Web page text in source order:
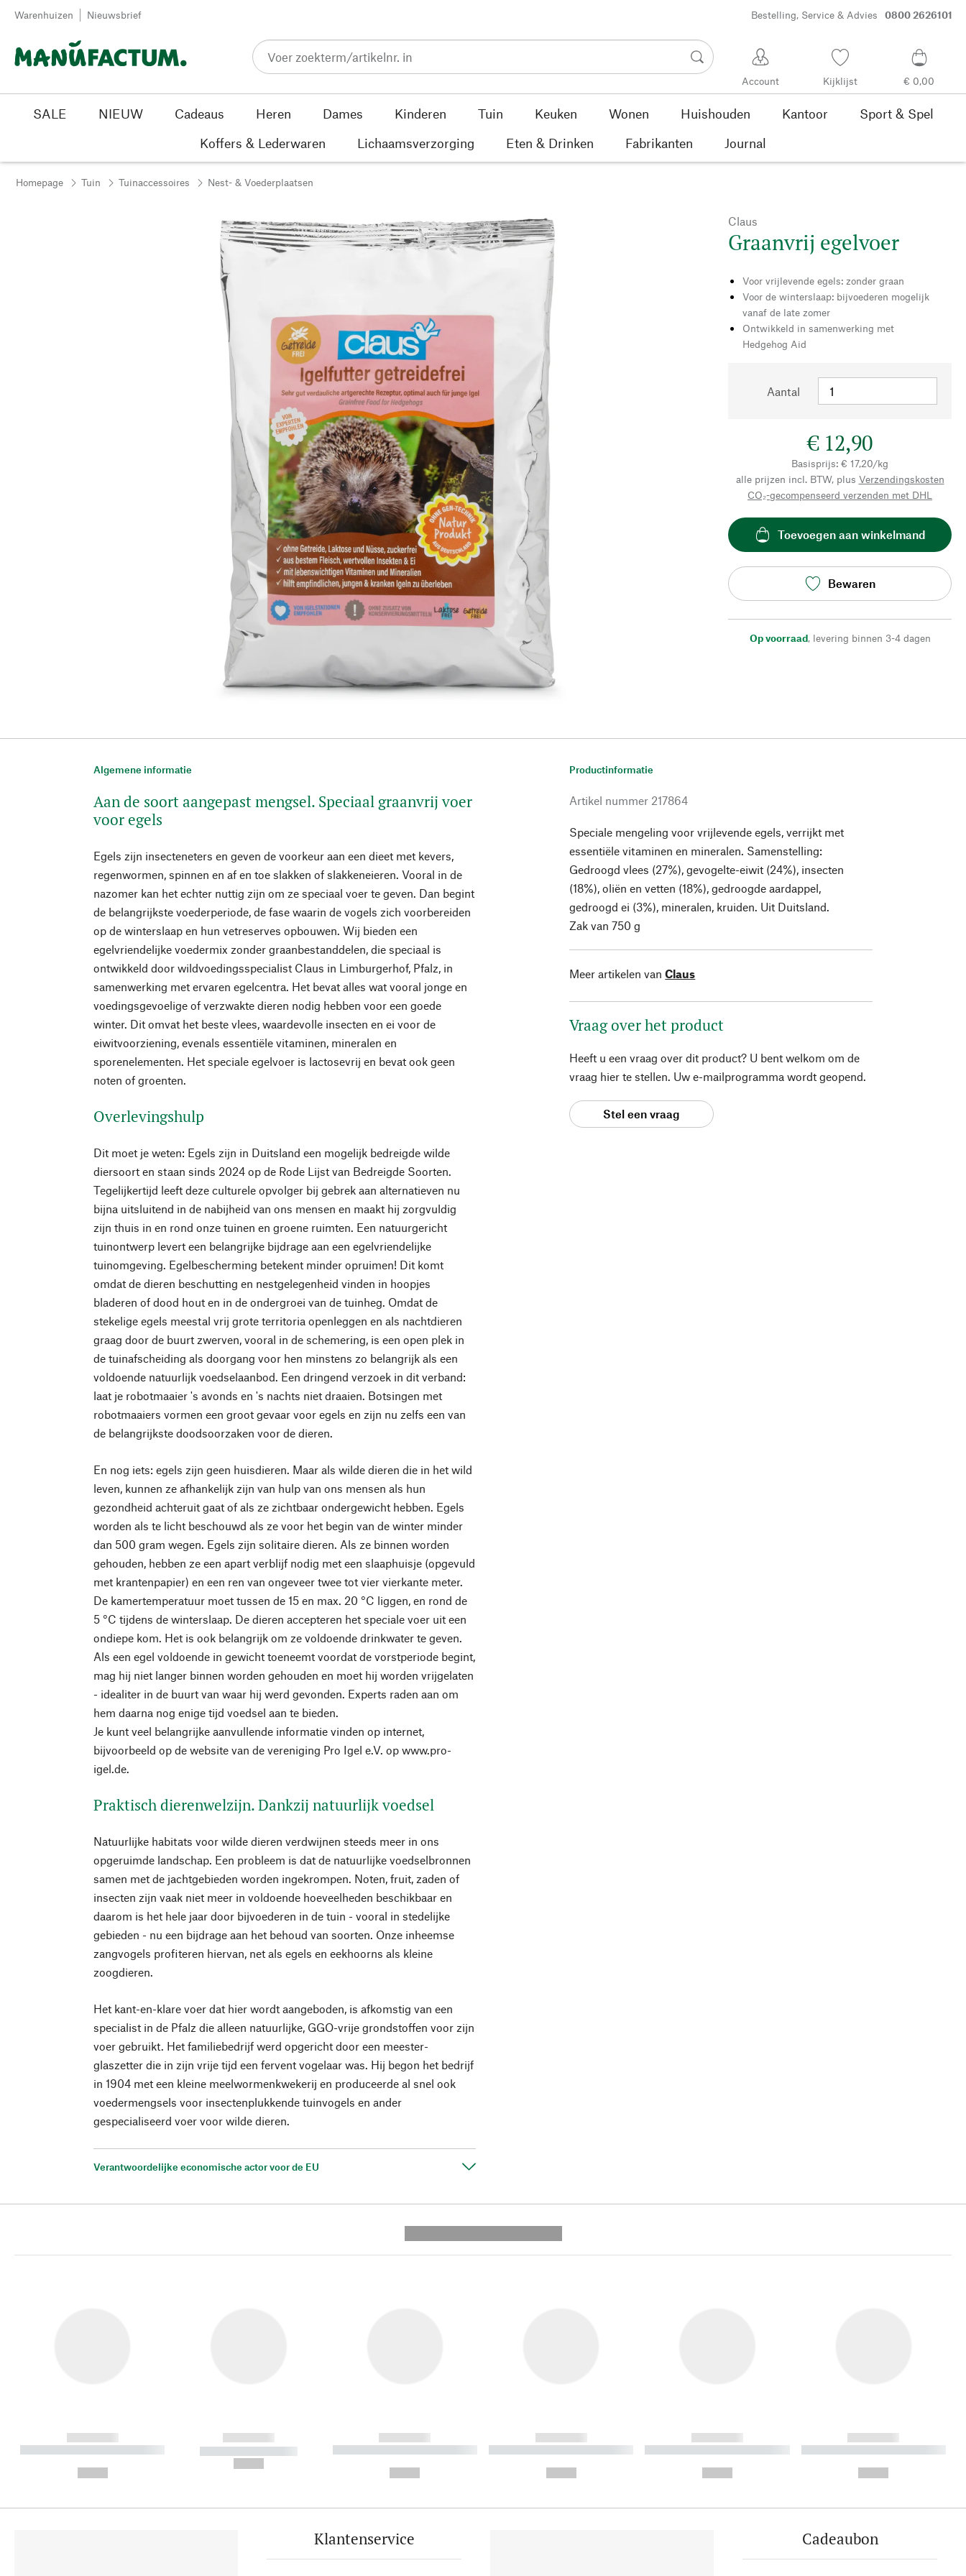
Passer au contenu
Warenhuizen Nieuwsbrief Bestelling, Service & Advies 0800 2626101
Account Kijklijst € 0,00
SALE NIEUW Cadeaus Heren Dames Kinderen Tuin Keuken Wonen Huishouden Kantoor
Sport & Spel
Koffers & Lederwaren
Lichaamsverzorging Eten & Drinken Fabrikanten Journal
Homepage Tuin Tuinaccessoires Nest- & Voederplaatsen
Claus
Graanvrij egelvoer
Voor vrijlevende egels: zonder graan
Voor de winterslaap: bijvoederen mogelijk
vanaf de late zomer
Ontwikkeld in samenwerking met
Hedgehog Aid
Aantal
€ 12,90
Basisprijs: € 17,20/kg
alle prijzen incl. BTW, plus Verzendingskosten
CO₂-gecompenseerd verzenden met DHL
Toevoegen aan winkelmand
Bewaren
Op voorraad, levering binnen 3-4 dagen
Algemene informatie
Aan de soort aangepast mengsel. Speciaal graanvrij voer
voor egels
Egels zijn insecteneters en geven de voorkeur aan een dieet met kevers,
regenwormen, spinnen en af en toe slakken of slakkeneieren. Vooral in de
nazomer kan het echter nuttig zijn om ze speciaal voer te geven. Dan begint
de belangrijkste voederperiode, de fase waarin de vogels zich voorbereiden
op de winterslaap en hun vetreserves opbouwen. Wij bieden een
egelvriendelijke voedermix zonder graanbestanddelen, die speciaal is
ontwikkeld door wildvoedingsspecialist Claus in Limburgerhof, Pfalz, in
samenwerking met ervaren egelcentra. Het bevat alles wat vooral jonge en
voedingsgevoelige of verzwakte dieren nodig hebben voor een goede
winter. Dit omvat het beste vlees, waardevolle insecten en ei voor de
eiwitvoorziening, evenals essentiële vitaminen, mineralen en
sporenelementen. Het speciale egelvoer is lactosevrij en bevat ook geen
noten of groenten.
Overlevingshulp
Dit moet je weten: Egels zijn in Duitsland een mogelijk bedreigde wilde
diersoort en staan sinds 2024 op de Rode Lijst van Bedreigde Soorten.
Tegelijkertijd leeft deze culturele opvolger bij gebrek aan alternatieven nu
bijna uitsluitend in de nabijheid van ons mensen en maakt hij zorgvuldig
zijn thuis in en rond onze tuinen en groene ruimten. Een natuurgericht
tuinontwerp levert een belangrijke bijdrage aan een egelvriendelijke
tuinomgeving. Egelbescherming betekent minder opruimen! Dit komt
omdat de dieren beschutting en nestgelegenheid vinden in hoopjes
bladeren of dood hout en in de ondergroei van de tuinheg. Omdat de
stekelige egels meestal vrij grote territoria openleggen en als nachtdieren
graag door de buurt zwerven, vooral in de schemering, is een open plek in
de tuinafscheiding als doorgang voor hen minstens zo belangrijk als een
voldoende natuurlijk voedselaanbod. Een dringend verzoek in dit verband:
laat je robotmaaier 's avonds en 's nachts niet draaien. Botsingen met
robotmaaiers vormen een groot gevaar voor egels en zijn nu zelfs een van
de belangrijkste doodsoorzaken voor de dieren.
En nog iets: egels zijn geen huisdieren. Maar als wilde dieren die in het wild
leven, kunnen ze afhankelijk zijn van hulp van ons mensen als hun
gezondheid achteruit gaat of als ze zichtbaar ondergewicht hebben. Egels
worden als te licht beschouwd als ze voor het begin van de winter minder
dan 500 gram wegen. Egels zijn solitaire dieren. Als ze binnen worden
gehouden, hebben ze een apart verblijf nodig met een slaaphuisje (opgevuld
met krantenpapier) en een ren van ongeveer twee tot vier vierkante meter.
De kamertemperatuur moet tussen de 15 en max. 20 °C liggen, en rond de
5 °C tijdens de winterslaap. De dieren accepteren het speciale voer uit een
ondiepe kom. Het is ook belangrijk om ze voldoende drinkwater te geven.
Als een egel voldoende in gewicht toeneemt voordat de vorstperiode begint,
mag hij niet langer binnen worden gehouden en moet hij worden vrijgelaten
- idealiter in de buurt van waar hij werd gevonden. Experts raden aan om
hem daarna nog enige tijd voedsel aan te bieden.
Je kunt veel belangrijke aanvullende informatie vinden op internet,
bijvoorbeeld op de website van de vereniging Pro Igel e.V. op www.pro-
igel.de.
Praktisch dierenwelzijn. Dankzij natuurlijk voedsel
Natuurlijke habitats voor wilde dieren verdwijnen steeds meer in ons
opgeruimde landschap. Een probleem is dat de natuurlijke voedselbronnen
samen met de jachtgebieden worden ingekrompen. Noten, fruit, zaden of
insecten zijn vaak niet meer in voldoende hoeveelheden beschikbaar en
daarom is het hele jaar door bijvoederen in de tuin - vooral in stedelijke
gebieden - nu een bijdrage aan het behoud van soorten. Onze inheemse
zangvogels profiteren hiervan, net als egels en eekhoorns als kleine
zoogdieren.
Het kant-en-klare voer dat hier wordt aangeboden, is afkomstig van een
specialist in de Pfalz die alleen natuurlijke, GGO-vrije grondstoffen voor zijn
voer gebruikt. Het familiebedrijf werd opgericht door een meester-
glaszetter die in zijn vrije tijd een fervent vogelaar was. Hij begon het bedrijf
in 1904 met een kleine meelwormenkwekerij en produceerde al snel ook
voedermengsels voor insectenplukkende tuinvogels en ander
gespecialiseerd voer voor wilde dieren.
Verantwoordelijke economische actor voor de EU
Productinformatie
Artikel nummer 217864
Speciale mengeling voor vrijlevende egels, verrijkt met
essentiële vitaminen en mineralen. Samenstelling:
Gedroogd vlees (27%), gevogelte-eiwit (24%), insecten
(18%), oliën en vetten (18%), gedroogde aardappel,
gedroogd ei (3%), mineralen, kruiden. Uit Duitsland.
Zak van 750 g
Meer artikelen van Claus
Vraag over het product
Heeft u een vraag over dit product? U bent welkom om de
vraag hier te stellen. Uw e-mailprogramma wordt geopend.
Stel een vraag
------------
----------- ----------- ----------
------------
----------- -----------
------------
----------- ----------- ----------
------------
----------- ----------- ----------
------------
----------- ----------- ----------
------------
----------- ----------- ----------
Klantenservice Cadeaubon